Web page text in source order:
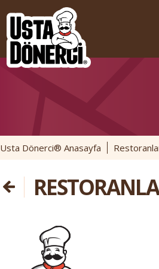
Usta Dönerci® Anasayfa